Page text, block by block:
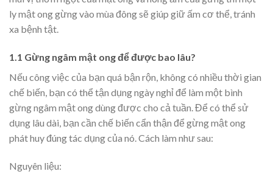
ly mật ong gừng vào mùa đông sẽ giúp giữ ấm cơ thể, tránh
xa bệnh tật.
1.1 Gừng ngâm mật ong để được bao lâu?
Nếu công việc của bạn quá bận rộn, không có nhiều thời gian
chế biến, bạn có thể tận dụng ngày nghỉ để làm một bình
gừng ngâm mật ong dùng được cho cả tuần. Để có thể sử
dụng lâu dài, bạn cần chế biến cẩn thận để gừng mật ong
phát huy đúng tác dụng của nó. Cách làm như sau:
Nguyên liệu: